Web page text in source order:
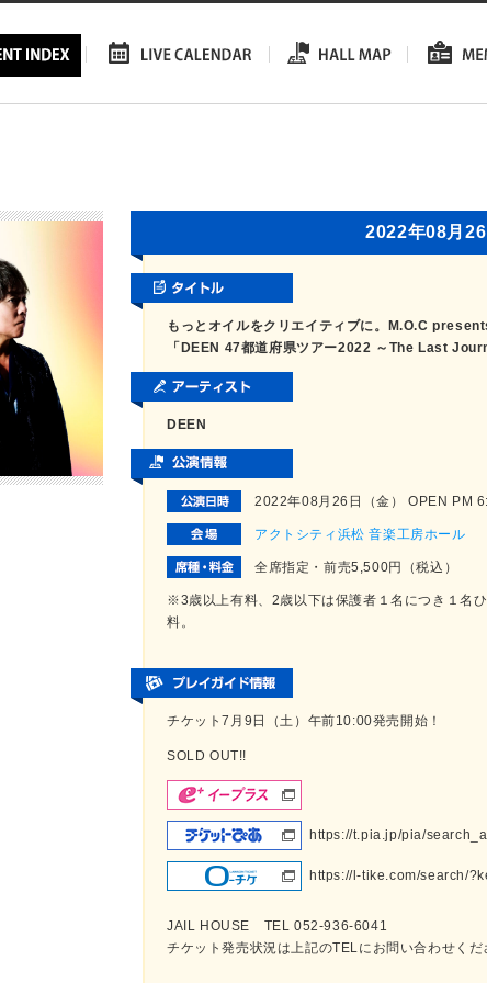
2022年08月26
もっとオイルをクリエイティブに。M.O.C
「DEEN 47都道府県ツアー2022 ～The Last
DEEN
2022年08月26日（金） OPEN PM
アクトシティ浜松 音楽工房ホール
全席指定・前売5,500円（税込）
※3歳以上有料、2歳以下は保護者１名につき１名
料。
チケット7月9日（土）午前10:00発売開始！
SOLD OUT!!
https://t.pia.jp/pia/
https://l-tike.com/search/
JAIL HOUSE TEL 052-936-6041
チケット発売状況は上記のTELにお問い合わせくだ